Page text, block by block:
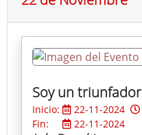
Soy un triunfador
Inicio: 22-11-2024
Fin:
22-11-2024